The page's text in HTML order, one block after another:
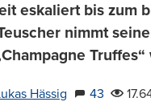
eskaliert bis zum
nimmt
Truffes“
Hässig 43